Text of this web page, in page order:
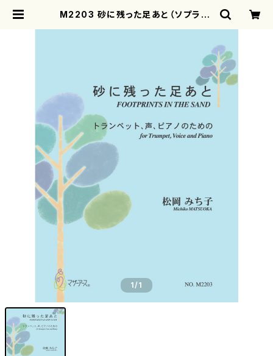
M2203 砂に残った足あと（ソプラノ，
1/1